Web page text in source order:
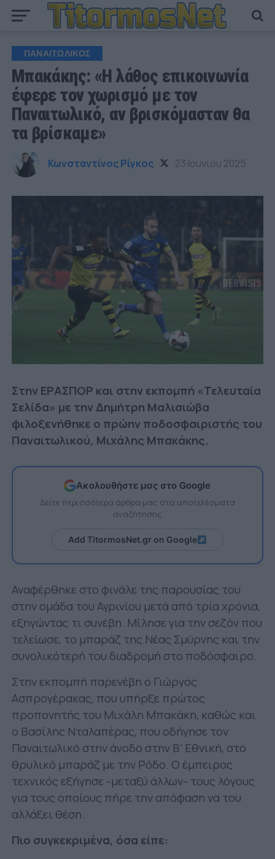
ΠΑΝΑΙΤΩΛΙΚΟΣ
Μπακάκης: «Η λάθος επικοινωνία
έφερε τον χωρισμό με τον
Παναιτωλικό, αν βρισκόμασταν θα
τα βρίσκαμε»
Κωνσταντίνος Ρίγκος 23 Ιουνίου 2025
Στην ΕΡΑΣΠΟΡ και στην εκπομπή «Τελευταία
Σελίδα» με την Δημήτρη Μαλισιώβα
φιλοξενήθηκε ο πρώην ποδοσφαιριστής του
Παναιτωλικού, Μιχάλης Μπακάκης.
Ακολουθήστε μας στο Google
Δείτε περισσότερα άρθρα μας στα αποτελέσματα
αναζήτησης
Add TitormosNet.gr on Google
Αναφέρθηκε στο φινάλε της παρουσίας του
στην ομάδα του Αγρινίου μετά από τρία χρόνια,
εξηγώντας τι συνέβη. Μίλησε για την σεζόν που
τελείωσε, το μπαράζ της Νέας Σμύρνης και την
συνολικότερή του διαδρομή στο ποδόσφαιρο.
Στην εκπομπή παρενέβη ο Γιώργος
Ασπρογέρακας, που υπήρξε πρώτος
προπονητής του Μιχάλη Μπακάκη, καθώς και
ο Βασίλης Νταλαπέρας, που οδήγησε τον
Παναιτωλικό στην άνοδο στην Β’ Εθνική, στο
θρυλικό μπαράζ με την Ρόδο. Ο έμπειρος
τεχνικός εξήγησε -μεταξύ άλλων- τους λόγους
για τους οποίους πήρε την απόφαση να του
αλλάξει θέση.
Πιο συγκεκριμένα, όσα είπε: